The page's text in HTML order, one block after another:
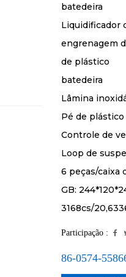
batedeira
Liquidificador
engrenagem
de plástico
batedeira
Lâmina
Pé de
Controle de
Loop de
6 peças/caixa
GB:
3168cs/
Participação :
86-0574-